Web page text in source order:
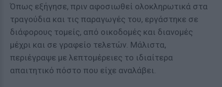
Όπως εξήγησε, πριν αφοσιωθεί ολοκληρωτικά στα
τραγούδια και τις παραγωγές του, εργάστηκε σε
διάφορους τομείς, από οικοδομές και διανομές
μέχρι και σε γραφείο τελετών. Μάλιστα,
περιέγραψε με λεπτομέρειες το ιδιαίτερα
απαιτητικό πόστο που είχε αναλάβει.